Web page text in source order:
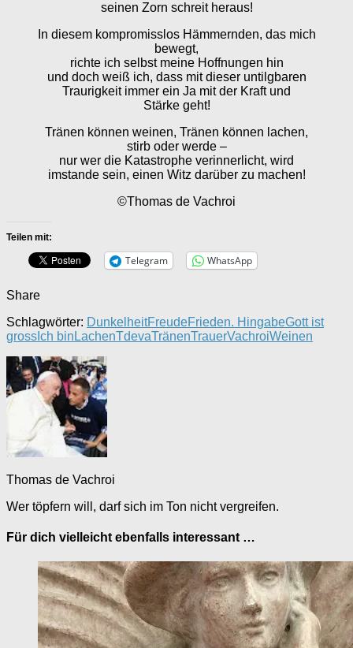
seinen Zorn schreit heraus!
In diesem kompromisslos Hämmernden, das mich
bewegt,
richte ich selbst meine Hoffnungen hin
und doch weiß ich, dass mit dieser untilgbaren
Traurigkeit immer ein Ja mit der Kraft und
Stärke geht!
Tränen können weinen, Tränen können lachen,
stirb oder werde –
nur wer die Katastrophe verinnerlicht, wird
imstande sein, einen Witz darüber zu machen!
©Thomas de Vachroi
Teilen mit:
Telegram WhatsApp
Share
Schlagwörter: DunkelheitFreudeFrieden. HingabeGott ist
gross Ich bin LachenTdevaTränenTrauerVachroiWeinen
Thomas de Vachroi
Wer töpfern will, darf sich im Ton nicht vergreifen.
Für dich vielleicht ebenfalls interessant …